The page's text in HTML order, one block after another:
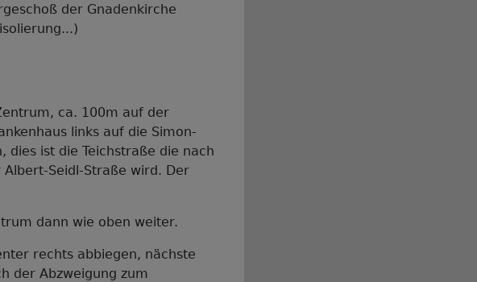
der Gnadenkirche
ca. 100m auf der
links auf die Simon-
dies ist die Teichstraße die nach
Seidl-Straße wird. Der
dann wie oben weiter.
rechts abbiegen, nächste
der Abzweigung zum